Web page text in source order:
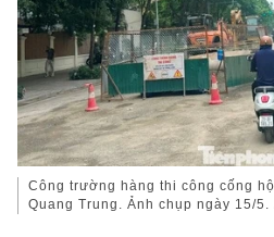
Công trường hàng thi công cống
Quang Trung. Ảnh chụp ngày 15/5.